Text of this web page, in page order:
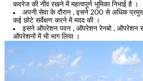
कवरेज की नींव रखने में महत्वपूर्ण भूमिका निभाई है ।
अपनी सेवा के दौरान , इसने 200 से अधिक प्रमुख
कई छोटे सर्वेक्षण करने में मदद की ।
इसने ऑपरेशन पवन , ऑपरेशन रेनबो , ऑपरेशन
ऑपरेशनों में भी भाग लिया ।